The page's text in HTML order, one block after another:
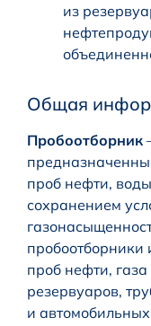
из
Общая
Пробоотборник
проб нефти,
сохранением
пробоотборники
проб нефти,
резервуаров,
и